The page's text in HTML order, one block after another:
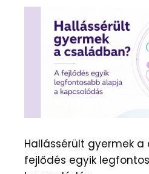
Hallássérült gyermek a
fejlődés egyik